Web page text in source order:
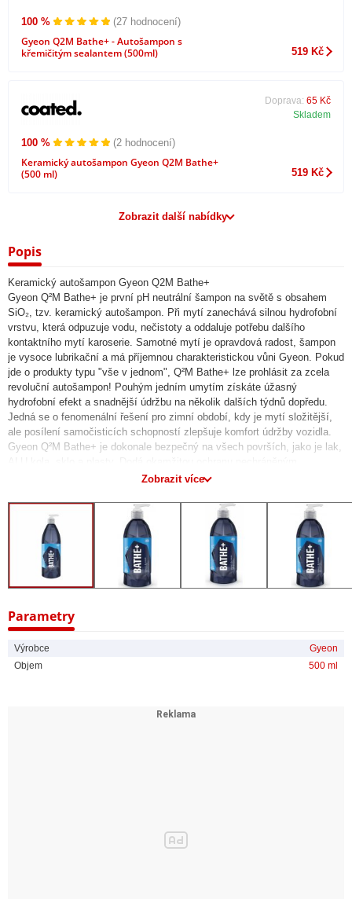
100 % (27 hodnocení)
Gyeon Q2M Bathe+ - Autošampon s
křemičitým sealantem (500ml)
519 Kč
100 % (2 hodnocení)
Keramický autošampon Gyeon Q2M Bathe+
(500 ml)
Doprava: 65 Kč
Skladem
519 Kč
Zobrazit další nabídky
Popis
Keramický autošampon Gyeon Q2M Bathe+
Gyeon Q²M Bathe+ je první pH neutrální šampon na světě s obsahem
SiO₂, tzv. keramický autošampon. Při mytí zanechává silnou hydrofobní
vrstvu, která odpuzuje vodu, nečistoty a oddaluje potřebu dalšího
kontaktního mytí karoserie. Samotné mytí je opravdová radost, šampon
je vysoce lubrikační a má příjemnou charakteristickou vůni Gyeon. Pokud
jde o produkty typu "vše v jednom", Q²M Bathe+ lze prohlásit za zcela
revoluční autošampon! Pouhým jedním umytím získáte úžasný
hydrofobní efekt a snadnější údržbu na několik dalších týdnů dopředu.
Jedná se o fenomenální řešení pro zimní období, kdy je mytí složitější,
ale posílení samočisticích schopností zlepšuje komfort údržby vozidla.
Gyeon Q²M Bathe+ je dokonale bezpečný na všech površích, jako je lak,
povrchům nebo posílí keramický povlak, který na těchto površích již
zlepší jejich odolnost a zvýší lesk. Aktivní složka SiO₂ obsažená v
autošamponu dodává skutečnou ochranu, kterou můžete vidět při
každém mytí, a na rozdíl od mnoha konkurenčních šamponů vám
zůstane přidaná hydrofobnost a samočisticí schopnost, která udrží váš
vůz déle aktivně čistší.
Hlavní vlastnosti
Keramický autošampon, jeden z nejlepších na trhu.
Vysoce lubrikační.
Tři možnosti použití - šampon, aktivní pěna a aplikace pomocí mycí
rukavice.
Koncentrát - doporučené ředění 1:500.
Prodlužuje životnost dříve aplikovaných keramických povlaků.
Zobrazit více
Parametry
Výrobce
Gyeon
Objem
500 ml